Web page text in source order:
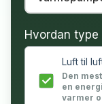
Hvordan
Luft til
Den
en
varmer